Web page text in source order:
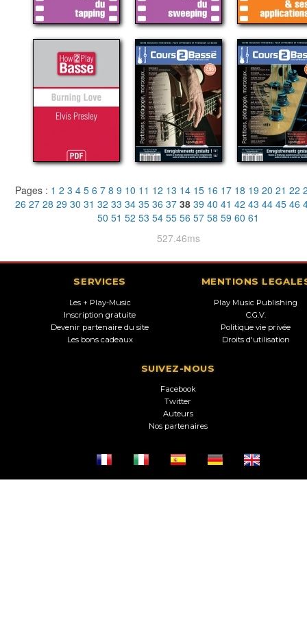
Pages : 1 2 3 4 5 6 7 8 9 10 11 12 13 14 15 16 17 18 19 20 21 22
26 27 28 29 30 31 32 33 34 35 36 37 38 39 40 41 42 43 44 45 46
50 51 52 53 54 55 56 57 58 59 60 61
527.46ms
SERVICES
Les + Play-Music
Inscription gratuite
Devenir partenaire du site
Les bons cadeaux
MENTIONS
Play Music Publishing
C.G.V.
Politique vie privée
Droits d'utilisation
SUIVEZ-NOUS
Facebook
Twitter
Auteurs
Nos partenaires